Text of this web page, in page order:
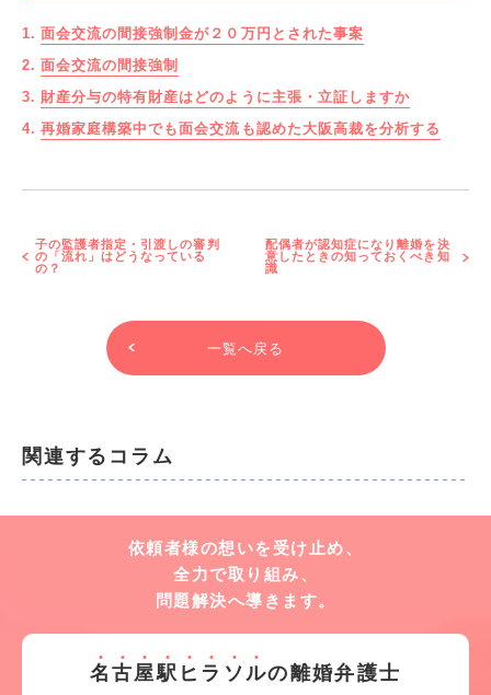
面会交流の間接強制金が２０万円とされた事案
面会交流の間接強制
財産分与の特有財産はどのように主張・立証しますか
再婚家庭構築中でも面会交流も認めた大阪高裁を分析する
子の監護者指定・引渡しの審判
の「流れ」はどうなっている
の？
配偶者が認知症になり離婚を決
意したときの知っておくべき知
識
一覧へ戻る
関連するコラム
依頼者様の想いを受け止め、
全力で取り組み、
問題解決へ導きます。
名 古屋駅 ヒ ラ ソルの離婚弁護士